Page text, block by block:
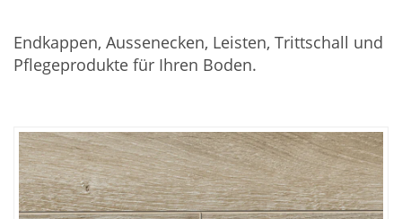
Endkappen, Aussenecken, Leisten, Trittschall und
Pflegeprodukte für Ihren Boden.
In
den
Warenkorb